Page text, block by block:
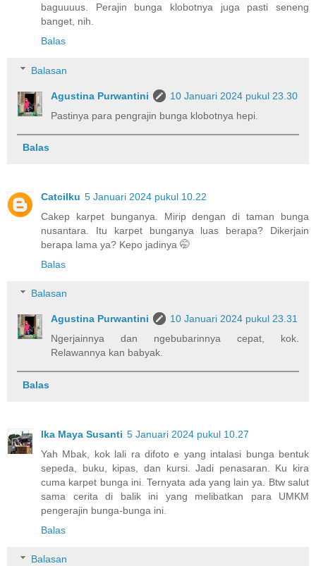
baguuuus. Perajin bunga klobotnya juga pasti seneng
banget, nih.
Balas
Balasan
Agustina Purwantini
10 Januari 2024 pukul 23.30
Pastinya para pengrajin bunga klobotnya hepi.
Balas
Catcilku 5 Januari 2024 pukul 10.22
Cakep karpet bunganya. Mirip dengan di taman bunga
nusantara. Itu karpet bunganya luas berapa? Dikerjain
berapa lama ya? Kepo jadinya 🤭
Balas
Balasan
Agustina Purwantini
10 Januari 2024 pukul 23.31
Ngerjainnya dan ngebubarinnya cepat, kok.
Relawannya kan babyak.
Balas
Ika Maya Susanti 5 Januari 2024 pukul 10.27
Yah Mbak, kok lali ra difoto e yang intalasi bunga bentuk
sepeda, buku, kipas, dan kursi. Jadi penasaran. Ku kira
cuma karpet bunga ini. Ternyata ada yang lain ya. Btw salut
sama cerita di balik ini yang melibatkan para UMKM
pengerajin bunga-bunga ini.
Balas
Balasan